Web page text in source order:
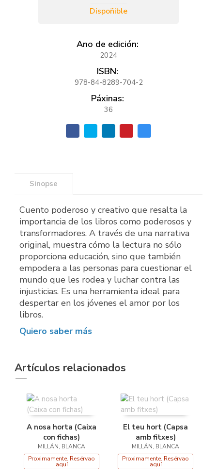
Dispoñible
Ano de edición:
2024
ISBN:
978-84-8289-704-2
Páxinas:
36
Sinopse
Cuento poderoso y creativo que resalta la
importancia de los libros como poderosos y
transformadores. A través de una narrativa
original, muestra cómo la lectura no sólo
proporciona educación, sino que también
empodera a las personas para cuestionar el
mundo que les rodea y luchar contra las
injusticias. Es una herramienta ideal para
despertar en los jóvenes el amor por los
libros.
Quiero saber más
Artículos relacionados
A nosa horta (Caixa
con fichas)
MILLÁN, BLANCA
Proximamente. Resérvao
aquí
El teu hort (Capsa
amb fitxes)
MILLÁN, BLANCA
Proximamente. Resérvao
aquí